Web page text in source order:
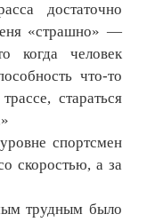
достаточно
«страшно» —
когда человек
что-то
стараться
спортсмен
скоростью, а за
трудным было